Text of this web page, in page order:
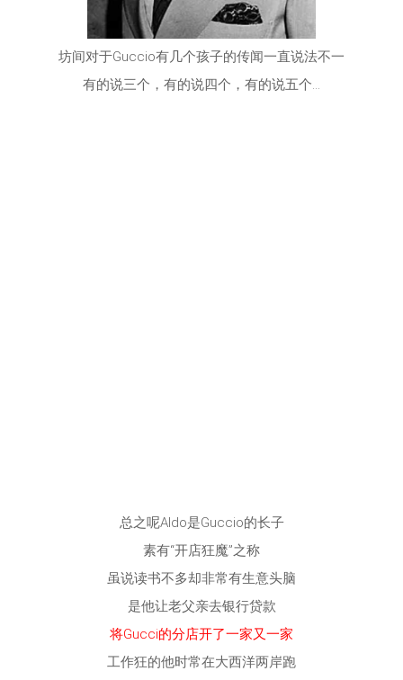
坊间对于Guccio有几个孩子的传闻一直说法不一
有的说三个，有的说四个，有的说五个…
总之呢Aldo是Guccio的长子
素有“开店狂魔”之称
虽说读书不多却非常有生意头脑
是他让老父亲去银行贷款
将Gucci的分店开了一家又一家
工作狂的他时常在大西洋两岸跑